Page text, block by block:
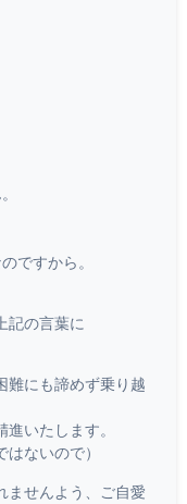
ですから。
記の言葉に
難にも諦めず乗り越
いたします。
ないので）
ませんよう、ご自愛